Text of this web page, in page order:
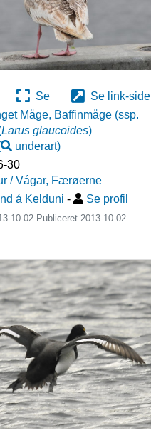
Se
Se link-side
Måge, Baffinmåge (ssp.
Larus glaucoides)
underart)
30
/ Vágar, Færøerne
á Kelduni - Se profil
10-02 Publiceret 2013-10-02